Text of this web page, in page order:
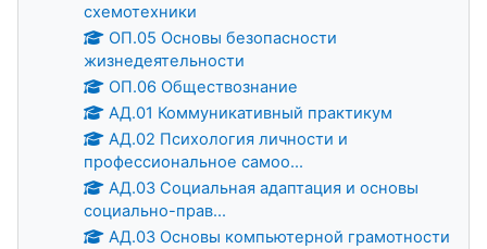
схемотехники
ОП.05 Основы безопасности
жизнедеятельности
ОП.06 Обществознание
АД.01 Коммуникативный практикум
АД.02 Психология личности и
профессиональное самоо...
АД.03 Социальная адаптация и основы
социально-прав...
АД.03 Основы компьютерной грамотности